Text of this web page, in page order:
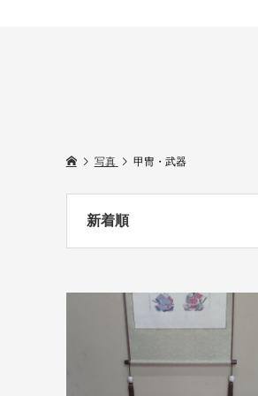
写真 甲冑・武器
新着順